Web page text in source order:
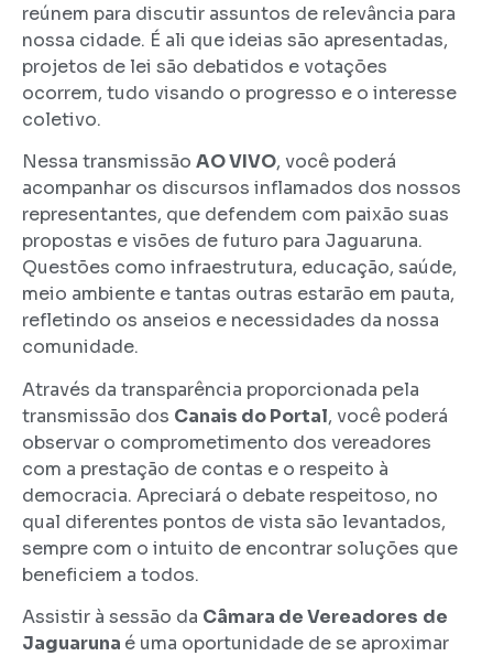
reúnem para discutir assuntos de relevância para
nossa cidade. É ali que ideias são apresentadas,
projetos de lei são debatidos e votações
ocorrem, tudo visando o progresso e o interesse
coletivo.
Nessa transmissão AO VIVO, você poderá
acompanhar os discursos inflamados dos nossos
representantes, que defendem com paixão suas
propostas e visões de futuro para Jaguaruna.
Questões como infraestrutura, educação, saúde,
meio ambiente e tantas outras estarão em pauta,
refletindo os anseios e necessidades da nossa
comunidade.
Através da transparência proporcionada pela
transmissão dos Canais do Portal, você poderá
observar o comprometimento dos vereadores
com a prestação de contas e o respeito à
democracia. Apreciará o debate respeitoso, no
qual diferentes pontos de vista são levantados,
sempre com o intuito de encontrar soluções que
beneficiem a todos.
Assistir à sessão da Câmara de Vereadores de
Jaguaruna é uma oportunidade de se aproximar